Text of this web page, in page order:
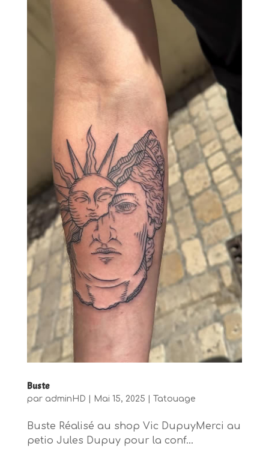
Buste
par adminHD Mai 15, 2025 Tatouage
Buste Réalisé au shop Vic DupuyMerci au
petio Jules Dupuy pour la conf...